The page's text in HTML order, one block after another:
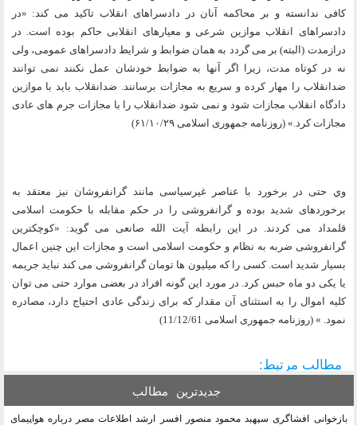
كافى ندانسته و بر محاكمه آنان در دادسراهاى انقلاب تاكيد مى كند: «در
دادسراهاى انقلاب موازين شرعى و معيارهاى انقلابى حاكم بوده است. در
درازمدت (البته) بر مى گردد به همان ضوابط و شرايط دادسراهاى عمومى، ولى
نه در كوتاه مدت، زيرا اگر آنها به ضوابط خودشان عمل نكنند نمى توانند
ضدانقلاب را مهار كرده و سريع به مجازات برسانند. ضدانقلاب بايد با موازين
دادگاه انقلاب مجازات شود و نمى شود ضدانقلاب را با مجازات جرم هاى عادى
مجازات كرد.» (روزنامه جمهورى اسلامى ۲۹
/۱۰/۶۱)
وي حتى در برخورد با عناصر غيرسياسى مانند گرانفروشان نيز معتقد به
برخوردهاى شديد بوده و گرانفروشى را در حكم مقابله با حكومت اسلامى
قلمداد مى كردند. در اين رابطه آيت الله صانعى مى گويد: «كوچكترين
گرانفروشى ضربه به نظام و حكومت اسلامى است و مجازات اين چنين اعمال
بسيار شديد است. كسى را كه ميليون ها تومان گرانفروشى مى كند نبايد جريمه
يا يكى دو ماه حبس كرد. در مورد اين گونه افراد در بعضى موارد حتى مى توان
كليه اموال را به استثناى آن مقدار كه براى زندگى عادى احتياج دارد، مصادره
نمود. » (روزنامه جمهورى اسلامى 11/12/61)
مطالب مرتبط:
جدیدترین مطالب
بازخوانی افشاگری سپهبد محمود منصور افسر ارشد اطلاعات مصر درباره هواپیمای